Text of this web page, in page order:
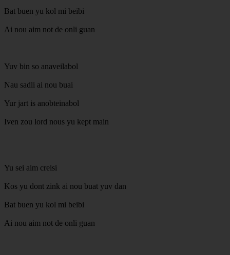
Bat buen yu kol mi beibi
Ai nou aim not de onli guan
Yuv bin so anaveilabol
Nau sadli ai nou buai
Yur jart is anobteinabol
Iven zou lord nous yu kept main
Yu sei aim creisi
Kos yu dont zink ai nou buat yuv dan
Bat buen yu kol mi beibi
Ai nou aim not de onli guan